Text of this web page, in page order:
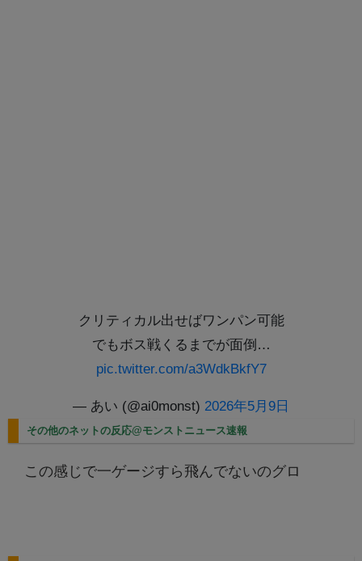
クリティカル出せばワンパン可能
でもボス戦くるまでが面倒…
pic.twitter.com/a3WdkBkfY7
— あい (@ai0monst) 2026年5月9日
その他のネットの反応@モンストニュース速報
この感じで一ゲージすら飛んでないのグロ